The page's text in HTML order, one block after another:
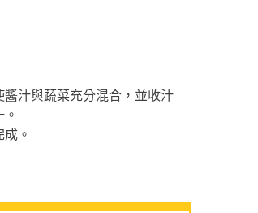
醬汁與蔬菜充分混合，並收汁
。